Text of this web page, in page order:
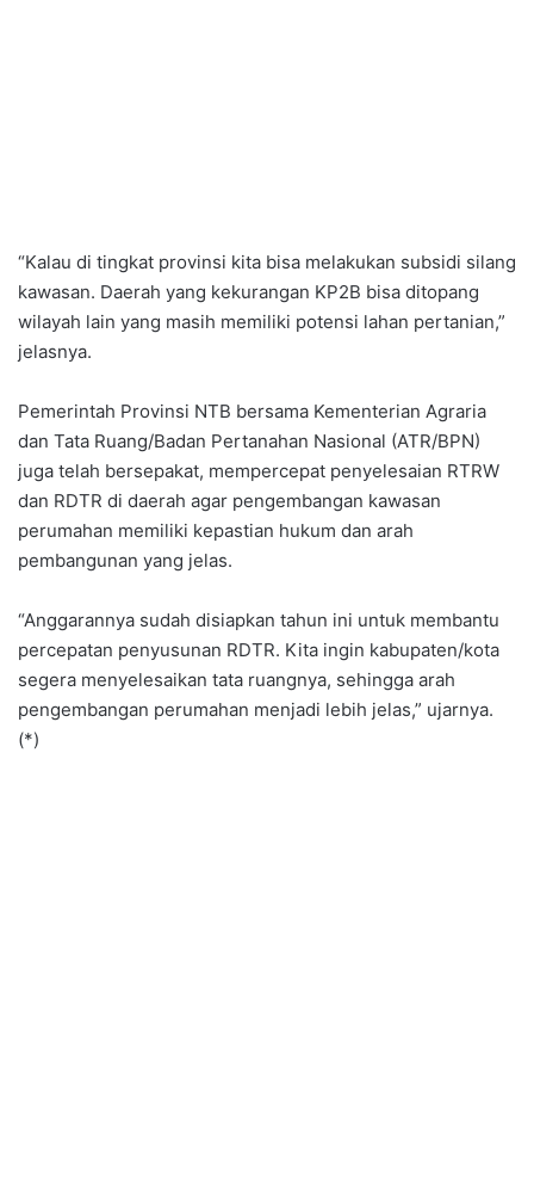
“Kalau di tingkat provinsi kita bisa melakukan subsidi silang
kawasan. Daerah yang kekurangan KP2B bisa ditopang
wilayah lain yang masih memiliki potensi lahan pertanian,”
jelasnya.
Pemerintah Provinsi NTB bersama Kementerian Agraria
dan Tata Ruang/Badan Pertanahan Nasional (ATR/BPN)
juga telah bersepakat, mempercepat penyelesaian RTRW
dan RDTR di daerah agar pengembangan kawasan
perumahan memiliki kepastian hukum dan arah
pembangunan yang jelas.
“Anggarannya sudah disiapkan tahun ini untuk membantu
percepatan penyusunan RDTR. Kita ingin kabupaten/kota
segera menyelesaikan tata ruangnya, sehingga arah
pengembangan perumahan menjadi lebih jelas,” ujarnya.
(*)